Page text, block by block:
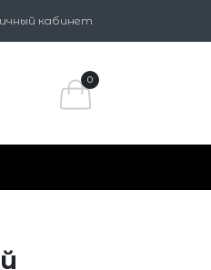
кабинет
0